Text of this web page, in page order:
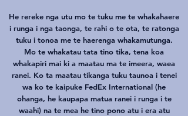
He rereke nga utu mo te tuku me te whakahaere
i runga i nga taonga, te rahi o te ota, te ratonga
tuku i tonoa me te haerenga whakamutunga.
Mo te whakatau tata tino tika, tena koa
whakapiri mai ki a maatau ma te imeera, waea
ranei. Ko ta maatau tikanga tuku taunoa i tenei
wa ko te kaipuke FedEx International (he
ohanga, he kaupapa matua ranei i runga i te
waahi) na te mea he tino pono atu i era atu